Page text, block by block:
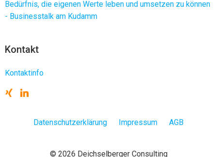
Bedürfnis, die eigenen Werte leben und umsetzen zu können
- Businesstalk am Kudamm
Kontakt
Kontaktinfo
Datenschutzerklärung Impressum AGB
© 2026 Deichselberger Consulting